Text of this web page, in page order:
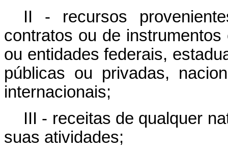
II - recursos
contratos ou de
ou entidades federais,
públicas ou privadas,
internacionais;
III - receitas de qualquer
suas atividades;